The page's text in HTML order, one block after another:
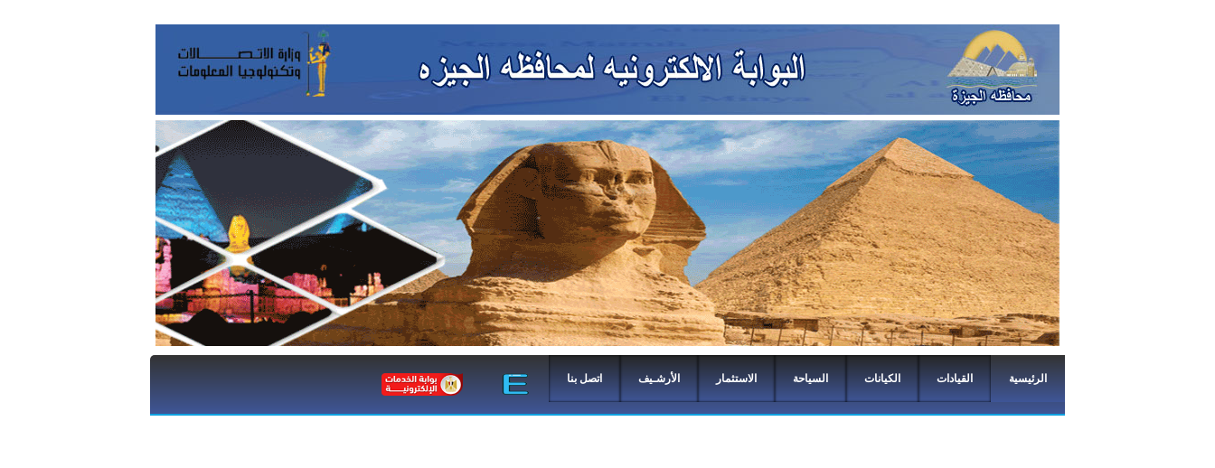
الرئيسية القيادات الكيانات السياحة الاستثمار الأرشـيف اتصل بنا